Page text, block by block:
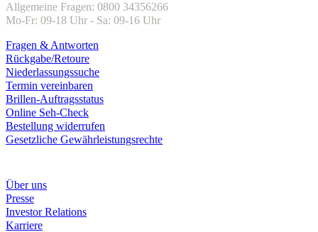
Allgemeine Fragen: 0800 34356266
Mo-Fr: 09-18 Uhr - Sa: 09-16 Uhr
Fragen & Antworten
Rückgabe/Retoure
Niederlassungssuche
Termin vereinbaren
Brillen-Auftragsstatus
Online Seh-Check
Bestellung widerrufen
Gesetzliche Gewährleistungsrechte
Über uns
Presse
Investor Relations
Karriere